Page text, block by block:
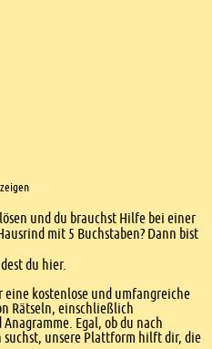
und du brauchst Hilfe bei einer
mit 5 Buchstaben? Dann bist
du hier.
eine kostenlose und umfangreiche
Rätseln, einschließlich
Egal, ob du nach
unsere Plattform hilft dir, die